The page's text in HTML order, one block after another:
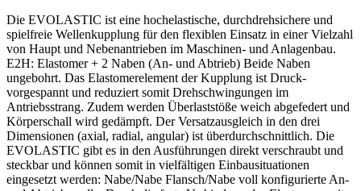
Die EVOLASTIC ist eine hochelastische, durchdrehsichere und
spielfreie Wellenkupplung für den flexiblen Einsatz in einer Vielzahl
von Haupt und Nebenantrieben im Maschinen- und Anlagenbau.
E2H: Elastomer + 2 Naben (An- und Abtrieb) Beide Naben
ungebohrt. Das Elastomerelement der Kupplung ist Druck-
vorgespannt und reduziert somit Drehschwingungen im
Antriebsstrang. Zudem werden Überlaststöße weich abgefedert und
Körperschall wird gedämpft. Der Versatzausgleich in den drei
Dimensionen (axial, radial, angular) ist überdurchschnittlich. Die
EVOLASTIC gibt es in den Ausführungen direkt verschraubt und
steckbar und können somit in vielfältigen Einbausituationen
eingesetzt werden: Nabe/Nabe Flansch/Nabe voll konfigurierte An-